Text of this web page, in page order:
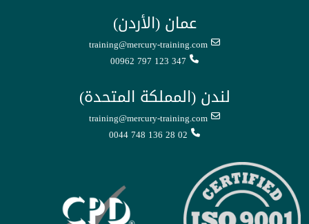
عمان (الأردن)
training@mercury-training.com
00962 797 123 347
لندن (المملكة المتحدة)
training@mercury-training.com
0044 748 136 28 02